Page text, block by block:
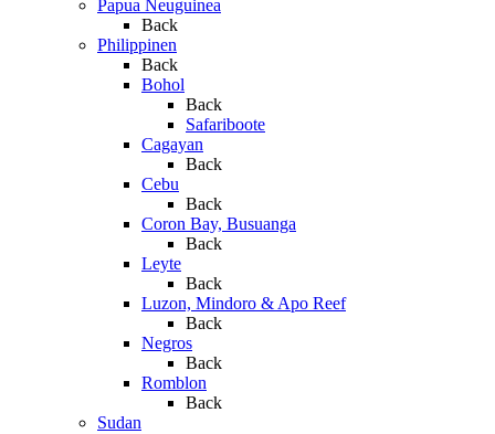
Papua Neuguinea
Back
Philippinen
Back
Bohol
Back
Safariboote
Cagayan
Back
Cebu
Back
Coron Bay, Busuanga
Back
Leyte
Back
Luzon, Mindoro & Apo Reef
Back
Negros
Back
Romblon
Back
Sudan